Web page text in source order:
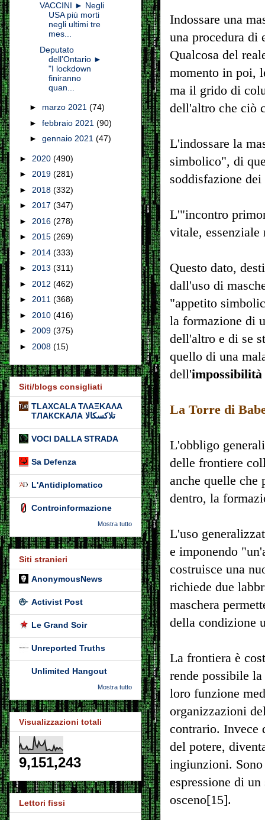
Indossare una
una procedura di
Qualcosa del
momento in poi,
ma il grido di
dell'altro che ciò
L'indossare la
simbolico", di
soddisfazione
L'"incontro
vitale,
Questo dato,
dall'uso di
"appetito
la formazione di
dell'altro e di se
quello di una
dell'
La Torre di
L'obbligo
delle frontiere
anche quelle che
dentro, la
L'uso
e imponendo
costruisce una
richiede due
maschera
della condizione
La frontiera è
rende possibile
loro funzione
organizzazioni
contrario. Invece
del potere,
ingiunzioni.
espressione di
osceno[15].
VACCINI ► Negli
USA più morti
negli ultimi tre
mes...
Deputato
dell’Ontario ►
"I lockdown
finiranno
quan...
► marzo 2021 (74)
► febbraio 2021 (90)
► gennaio 2021 (47)
► 2020 (490)
► 2019 (281)
► 2018 (332)
► 2017 (347)
► 2016 (278)
► 2015 (269)
► 2014 (333)
► 2013 (311)
► 2012 (462)
► 2011 (368)
► 2010 (416)
► 2009 (375)
► 2008 (15)
Siti/blogs consigliati
TLAXCALA ΤΛΑΞΚΑΛΑ
ТЛАКСКАЛА تلاكسكالا
VOCI DALLA STRADA
Sa Defenza
L'Antidiplomatico
Controinformazione
Mostra tutto
Siti stranieri
AnonymousNews
Activist Post
Le Grand Soir
Unreported Truths
Unlimited Hangout
Mostra tutto
Visualizzazioni totali
9,151,243
Lettori fissi